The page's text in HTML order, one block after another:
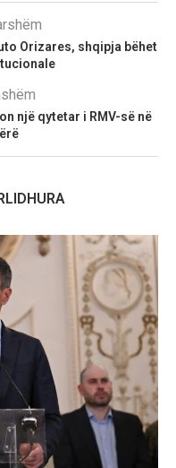
Orizares, shqipja bëhet
një qytetar i RMV-së në